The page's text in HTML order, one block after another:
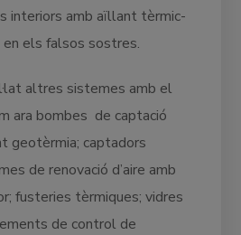
interiors amb aïllant tèrmic-
els falsos sostres.
altres sistemes amb el
ara bombes de captació
geotèrmia; captadors
de renovació d’aire amb
fusteries tèrmiques; vidres
de control de